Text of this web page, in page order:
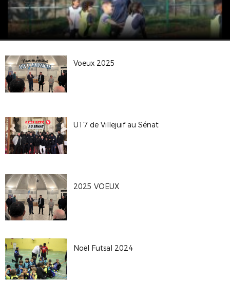
Voeux 2025
U17 de Villejuif au Sénat
2025 VOEUX
Noël Futsal 2024